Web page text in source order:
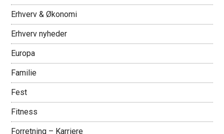
Erhverv & Økonomi
Erhverv nyheder
Europa
Familie
Fest
Fitness
Forretning – Karriere